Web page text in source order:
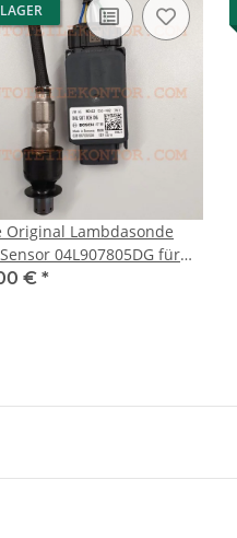
Original Lambdasonde
04L907805DG für
Seat Skoda
€ *